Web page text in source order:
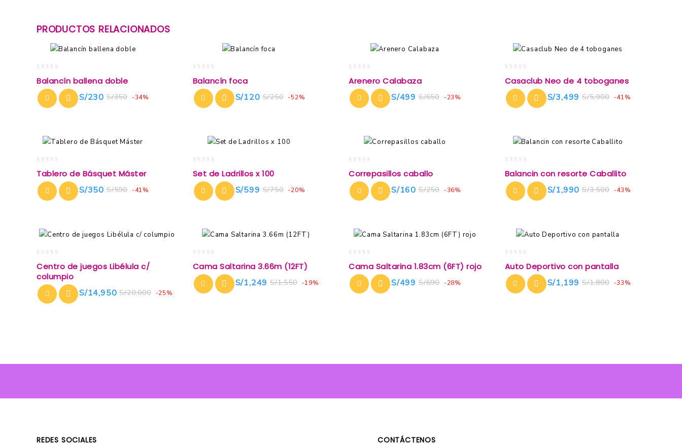
PRODUCTOS RELACIONADOS
out
of
5
Balancín ballena doble
S/350
S/230 -34%
out
of
5
Balancín foca
S/250
S/120 -52%
out
of
5
Arenero Calabaza
S/650
S/499 -23%
out
of
5
Casaclub Neo de 4 toboganes
S/5,900
S/3,499 -41%
out
of
5
Tablero de Básquet Máster
S/590
S/350 -41%
out
of
5
Set de Ladrillos x 100
S/750
S/599 -20%
out
of
5
Correpasillos caballo
S/250
S/160 -36%
out
of
5
Balancin con resorte Caballito
S/3,500
S/1,990 -43%
out
of
5
Centro de juegos Libélula c/
columpio
S/20,000
S/14,950 -25%
out
of
5
Cama Saltarina 3.66m (12FT)
S/1,550
S/1,249 -19%
out
of
5
Cama Saltarina 1.83cm (6FT) rojo
S/690
S/499 -28%
out
of
5
Auto Deportivo con pantalla
S/1,800
S/1,199 -33%
REDES SOCIALES CONTÁCTENOS